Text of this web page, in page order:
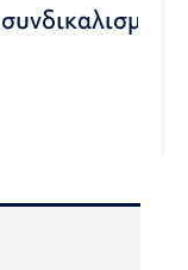
συνδικαλισμού